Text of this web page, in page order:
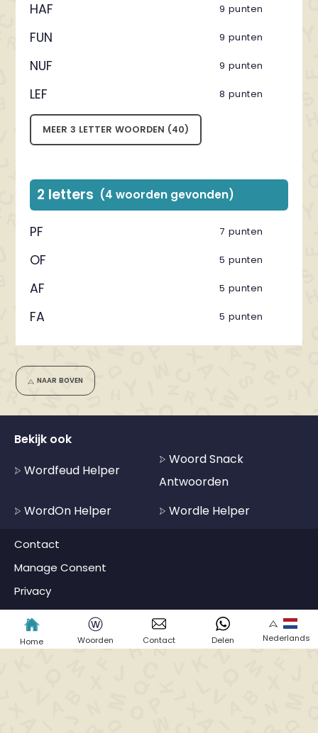
HAF 9 punten
FUN 9 punten
NUF 9 punten
LEF 8 punten
MEER 3 LETTER WOORDEN (40)
2 letters (4 woorden gevonden)
PF 7 punten
OF 5 punten
AF 5 punten
FA 5 punten
NAAR BOVEN
Bekijk ook
Wordfeud Helper
Woord Snack
Antwoorden
WordOn Helper
Wordle Helper
Contact
Manage Consent
Privacy
Home
ⓦ
Woorden Contact Delen Nederlands